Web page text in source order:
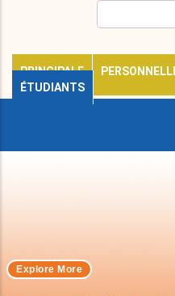
PRINCIPALE
ÉTUDIANTS
Explore More